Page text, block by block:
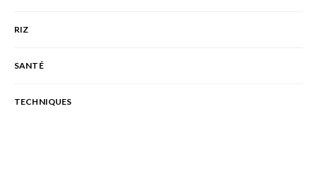
RIZ
SANTÉ
TECHNIQUES